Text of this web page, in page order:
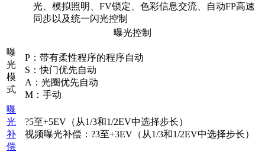
光、模拟照明、FV锁定、色彩信息交流、自动FP高速
同步以及统一闪光控制
曝光控制
曝
光
模
式
P：带有柔性程序的程序自动
S：快门优先自动
A：光圈优先自动
M：手动
曝
光
补
偿
?5至+5EV（从1/3和1/2EV中选择步长）
视频曝光补偿：?3至+3EV（从1/3和1/2EV中选择步长）